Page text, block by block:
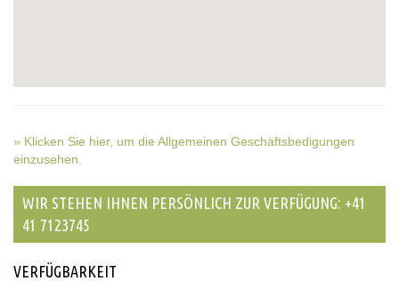
» Klicken Sie hier, um die Allgemeinen Geschäftsbedigungen
einzusehen.
WIR STEHEN IHNEN PERSÖNLICH ZUR VERFÜGUNG: +41
41 7123745
VERFÜGBARKEIT